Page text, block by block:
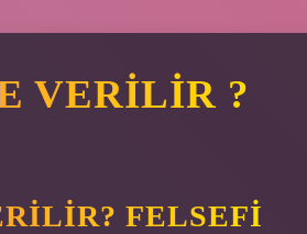
VERILIR ?
FELSEFI